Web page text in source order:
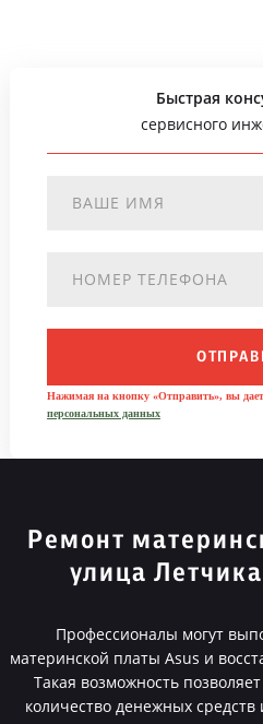
Быстрая
сервисного
Нажимая на кнопку «Отправить», вы
персональных данных
Ремонт
улица
Профессионалы могут
материнской платы Asus и
Такая возможность
количество денежных